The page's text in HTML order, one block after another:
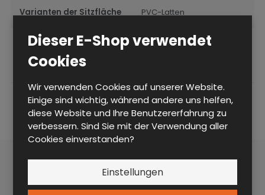
Dieser E-Shop verwendet
Cookies
Wir verwenden Cookies auf unserer Website.
Einige sind wichtig, während andere uns helfen,
diese Website und Ihre Benutzererfahrung zu
verbessern. Sind Sie mit der Verwendung aller
Cookies einverstanden?
Einstellungen
Varianten der Sitzfläche PVC-Latten
Breite (mm) 1500
Fragen S1L 150 A LP SR